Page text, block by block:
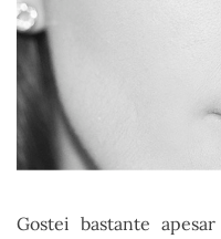
Gostei bastante